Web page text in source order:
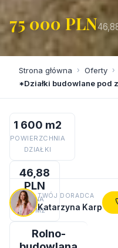
75 000 PLN
Strona główna › Oferty ›
*Działki budowlane pod
1 600 m2
POWIERZCHNIA
DZIAŁKI
46,88
PLN
CENA
ZA M2
Rolno-
TWÓJ DORADCA
Katarzyna Karp